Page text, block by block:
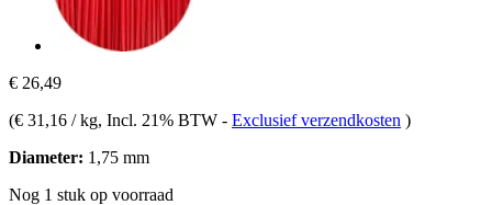
€ 26,49
(€ 31,16 / kg, Incl. 21% BTW - Exclusief verzendkosten )
Diameter: 1,75 mm
Nog 1 stuk op voorraad